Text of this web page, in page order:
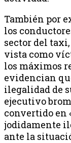
También por
los
sector del
vista como
los máximos
evidencian
ilegalidad de
ejecutivo
convertido en
jodidamente
ante la